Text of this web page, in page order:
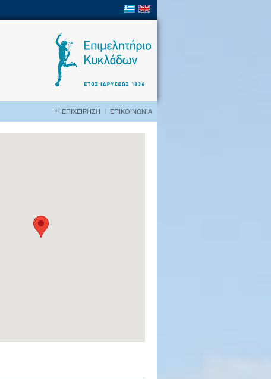
Η ΕΠΙΧΕΙΡΗΣΗ I ΕΠΙΚΟΙΝΩΝΙΑ